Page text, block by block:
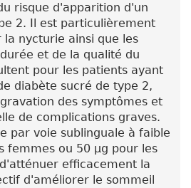
risque d'apparition d'un
2. Il est particulièrement
nycturie ainsi que les
et de la qualité du
pour les patients ayant
diabète sucré de type 2,
des symptômes et
de complications graves.
par voie sublinguale à faible
femmes ou 50 µg pour les
efficacement la
d'améliorer le sommeil